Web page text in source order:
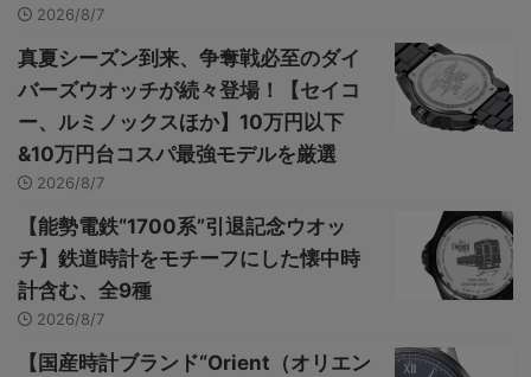
2026/8/7
真夏シーズン到来、争奪戦必至のダイ
バーズウオッチが続々登場！【セイコ
ー、ルミノックスほか】10万円以下
&10万円台コスパ最強モデルを厳選
2026/8/7
【能勢電鉄“1700系”引退記念ウオッ
チ】鉄道時計をモチーフにした懐中時
計含む、全9種
2026/8/7
【国産時計ブランド“Orient（オリエン